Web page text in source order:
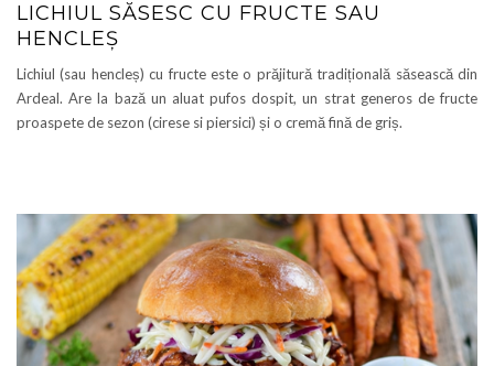
LICHIUL SĂSESC CU FRUCTE SAU
HENCLEȘ
Lichiul (sau hencleș) cu fructe este o prăjitură tradițională săsească din
Ardeal. Are la bază un aluat pufos dospit, un strat generos de fructe
proaspete de sezon (cirese si piersici) și o cremă fină de griș.